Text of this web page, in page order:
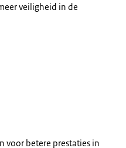
veiligheid in de
voor betere prestaties in